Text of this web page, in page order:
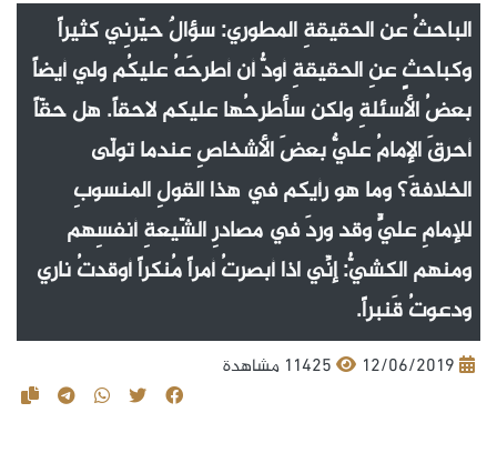
الباحثُ عن الحقيقةِ المطوري: سؤالٌ حيّرنِي كثيراً
وكباحثٍ عنِ الحقيقةِ أودُّ أن أطرحَهُ عليكُم ولي أيضاً
بعضُ الأسئلةِ ولكن سأطرحُها عليكم لاحقاً. هل حقّاً
أحرقَ الإمامُ عليٌّ بعضَ الأشخاصِ عندما تولّى
الخلافةَ؟ وما هو رأيكم في هذا القولِ المنسوبِ
للإمامِ عليٍّ وقد وردَ في مصادرِ الشّيعةِ أنفسِهم
ومنهم الكشيُّ: إنِّي اذا أبصرتُ أمراً مُنكراً أوقدتُ ناري
ودعوتُ قَنبراً.
12/06/2019 11425 مشاهدة